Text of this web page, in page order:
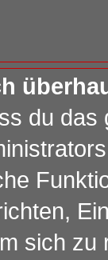
du
sich